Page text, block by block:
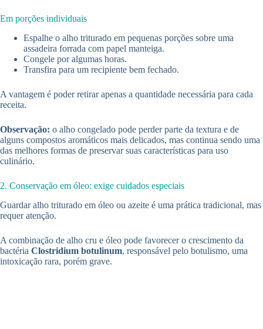
Em porções individuais
Espalhe o alho triturado em pequenas porções sobre uma
assadeira forrada com papel manteiga.
Congele por algumas horas.
Transfira para um recipiente bem fechado.
A vantagem é poder retirar apenas a quantidade necessária para cada
receita.
Observação: o alho congelado pode perder parte da textura e de
alguns compostos aromáticos mais delicados, mas continua sendo uma
das melhores formas de preservar suas características para uso
culinário.
2. Conservação em óleo: exige cuidados especiais
Guardar alho triturado em óleo ou azeite é uma prática tradicional, mas
requer atenção.
A combinação de alho cru e óleo pode favorecer o crescimento da
bactéria Clostridium botulinum, responsável pelo botulismo, uma
intoxicação rara, porém grave.